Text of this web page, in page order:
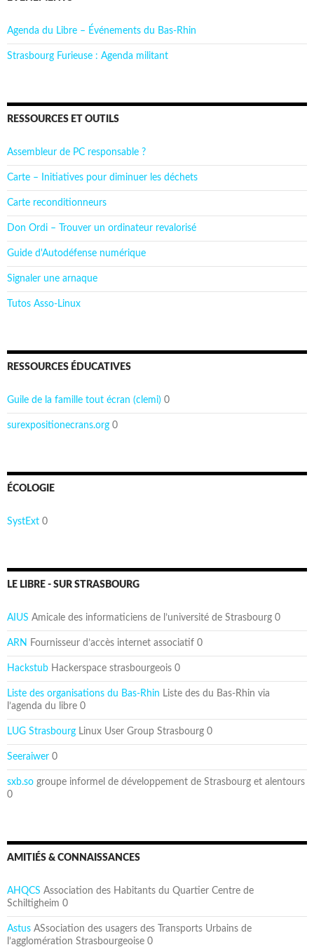
Agenda du Libre – Événements du Bas-Rhin
Strasbourg Furieuse : Agenda militant
RESSOURCES ET OUTILS
Assembleur de PC responsable ?
Carte – Initiatives pour diminuer les déchets
Carte reconditionneurs
Don Ordi – Trouver un ordinateur revalorisé
Guide d'Autodéfense numérique
Signaler une arnaque
Tutos Asso-Linux
RESSOURCES ÉDUCATIVES
Guile de la famille tout écran (clemi) 0
surexpositionecrans.org 0
ÉCOLOGIE
SystExt 0
LE LIBRE - SUR STRASBOURG
AIUS Amicale des informaticiens de l’université de Strasbourg 0
ARN Fournisseur d’accès internet associatif 0
Hackstub Hackerspace strasbourgeois 0
Liste des organisations du Bas-Rhin Liste des du Bas-Rhin via
l’agenda du libre 0
LUG Strasbourg Linux User Group Strasbourg 0
Seeraiwer 0
sxb.so groupe informel de développement de Strasbourg et alentours
0
AMITIÉS & CONNAISSANCES
AHQCS Association des Habitants du Quartier Centre de
Schiltigheim 0
Astus ASsociation des usagers des Transports Urbains de
l’agglomération Strasbourgeoise 0